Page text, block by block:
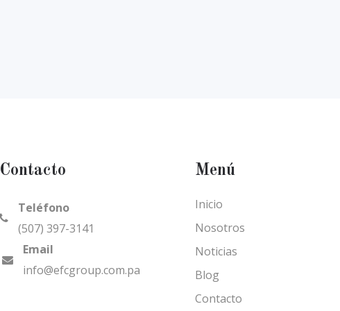
Contacto
Teléfono
(507) 397-3141
Email
info@efcgroup.com.pa
Menú
Inicio
Nosotros
Noticias
Blog
Contacto